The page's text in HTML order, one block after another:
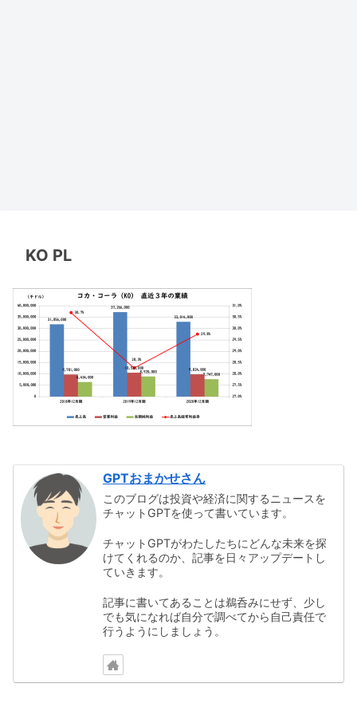
KO PL
GPTおまかせさん
このブログは投資や経済に関するニュースを
チャットGPTを使って書いています。
チャットGPTがわたしたちにどんな未来を探
けてくれるのか、記事を日々アップデートし
ていきます。
記事に書いてあることは鵜呑みにせず、少し
でも気になれば自分で調べてから自己責任で
行うようにしましょう。